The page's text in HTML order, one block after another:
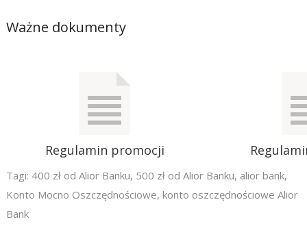
Ważne dokumenty
Regulamin promocji
Tagi: 400 zł od Alior Banku, 500 zł od Alior Banku, alior bank,
Konto Mocno Oszczędnościowe, konto oszczędnościowe Alior
Bank